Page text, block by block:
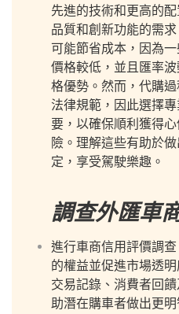
先進的技術和更高的
品質和創新功能的需
可能節省成本，因為
價格較低，並且匯率
格優勢。然而，代購
法律規範，因此選擇
要，以確保順利獲得
險。理解這些有助於
定，享受駕駛樂趣。
調查外匯車
進行車商信用評價調
的權益並促進市場透
交易記錄、消費者回
助潛在購車者做出更